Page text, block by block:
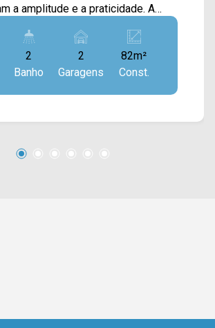
a amplitude e a praticidade. A
e de jantar se conectam de forma
à cozinha planejada, já estando
fogão e depurador de ar slim,
espaço elegante e ideal para o
A sacada gourmet com
um ambiente
em piso laminado, que
2
Banho
2
Garagens
82m²
Const.